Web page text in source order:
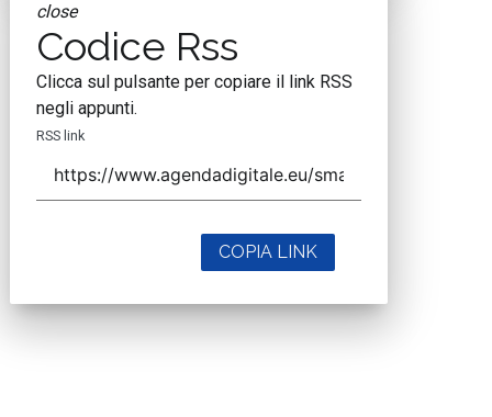
close
Codice Rss
Clicca sul pulsante per copiare il link RSS
negli appunti.
RSS link
COPIA LINK